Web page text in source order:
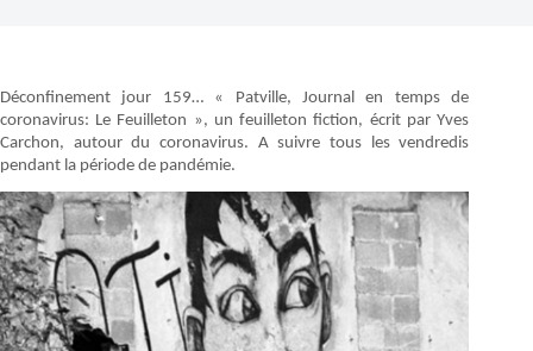
Déconfinement jour 159… « Patville, Journal en temps de
coronavirus: Le Feuilleton », un feuilleton fiction, écrit par Yves
Carchon, autour du coronavirus. A suivre tous les vendredis
pendant la période de pandémie.